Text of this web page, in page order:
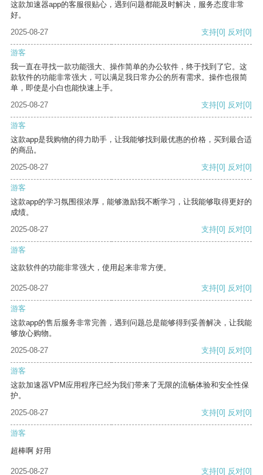
这款加速器app的客服很贴心，遇到问题都能及时解决，服务态度非常
好。
2025-08-27
支持[0] 反对[0]
游客
我一直在寻找一款功能强大、操作简单的办公软件，终于找到了它。这
款软件的功能非常强大，可以满足我日常办公的所有需求。操作也很简
单，即使是小白也能快速上手。
2025-08-27
支持[0] 反对[0]
游客
这款app是我购物的得力助手，让我能够找到最优惠的价格，买到最合适
的商品。
2025-08-27
支持[0] 反对[0]
游客
这款app的学习氛围很浓厚，能够激励我不断学习，让我能够取得更好的
成绩。
2025-08-27
支持[0] 反对[0]
游客
这款软件的功能非常强大，使用起来非常方便。
2025-08-27 支持[0] 反对[0]
游客
这款app的售后服务非常完善，遇到问题总是能够得到妥善解决，让我能
够放心购物。
2025-08-27
支持[0] 反对[0]
游客
这款加速器VPM应用程序已经为我们带来了无限的流畅体验和安全性保
护。
2025-08-27
支持[0] 反对[0]
游客
超棒啊 好用
2025-08-27 支持[0] 反对[0]